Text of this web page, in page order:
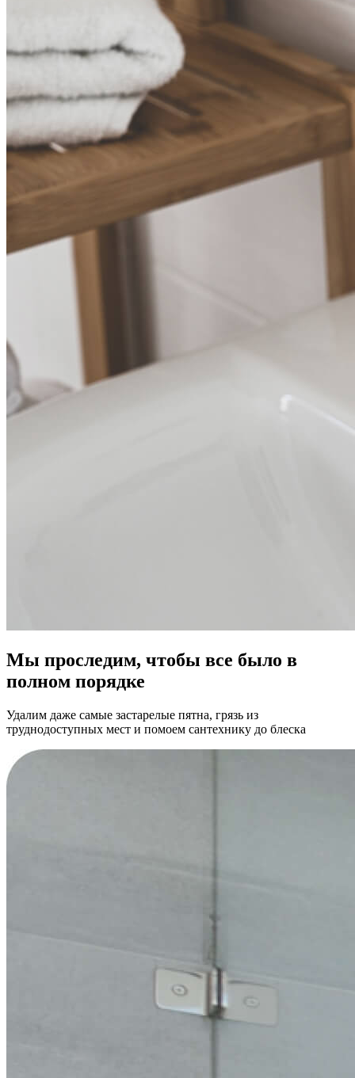
Мы проследим, чтобы все было в
полном порядке
Удалим даже самые застарелые пятна, грязь из
труднодоступных мест и помоем сантехнику до блеска